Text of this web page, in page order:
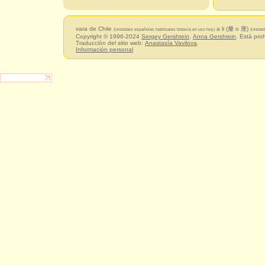
vara de Chile (Unidades españolas habituales todavía en uso hoy) a li (釐 o 厘)
Copyright © 1996-2024 Sergey Gershtein Anna Gershtein . Está
Traducción del sitio web: Anastasía Vavilova
Información personal